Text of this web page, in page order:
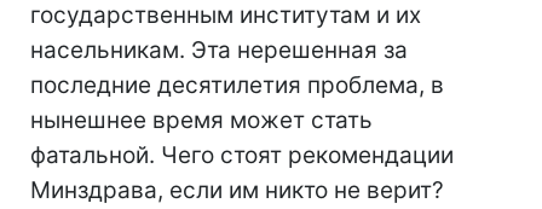
государственным институтам и их
насельникам. Эта нерешенная за
последние десятилетия проблема, в
нынешнее время может стать
фатальной. Чего стоят рекомендации
Минздрава, если им никто не верит?